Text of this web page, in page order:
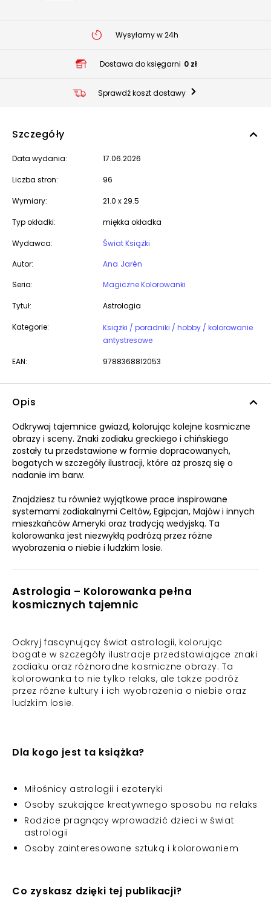
Wysyłamy w 24h
Dostawa do księgarni 0 zł
Sprawdź koszt dostawy
Szczegóły
Data wydania: 17.06.2026
Liczba stron: 96
Wymiary: 21.0 x 29.5
Typ okładki: miękka okładka
Wydawca:
Świat Książki
Autor:
Ana Jarén
Seria:
Magiczne Kolorowanki
Tytuł: Astrologia
Kategorie:
Książki / poradniki / hobby / kolorowanie
antystresowe
EAN: 9788368812053
Opis
Odkrywaj tajemnice gwiazd, kolorując kolejne kosmiczne
obrazy i sceny. Znaki zodiaku greckiego i chińskiego
zostały tu przedstawione w formie dopracowanych,
bogatych w szczegóły ilustracji, które aż proszą się o
nadanie im barw.
Znajdziesz tu również wyjątkowe prace inspirowane
systemami zodiakalnymi Celtów, Egipcjan, Majów i innych
mieszkańców Ameryki oraz tradycją wedyjską. Ta
kolorowanka jest niezwykłą podróżą przez różne
wyobrażenia o niebie i ludzkim losie.
Astrologia – Kolorowanka pełna
kosmicznych tajemnic
Odkryj fascynujący świat astrologii, kolorując
bogate w szczegóły ilustracje przedstawiające znaki
zodiaku oraz różnorodne kosmiczne obrazy. Ta
kolorowanka to nie tylko relaks, ale także podróż
przez różne kultury i ich wyobrażenia o niebie oraz
ludzkim losie.
Dla kogo jest ta książka?
Miłośnicy astrologii i ezoteryki
Osoby szukające kreatywnego sposobu na relaks
Rodzice pragnący wprowadzić dzieci w świat
astrologii
Osoby zainteresowane sztuką i kolorowaniem
Co zyskasz dzięki tej publikacji?